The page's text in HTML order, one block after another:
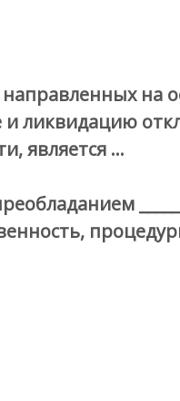
на
и ликвидацию
является …